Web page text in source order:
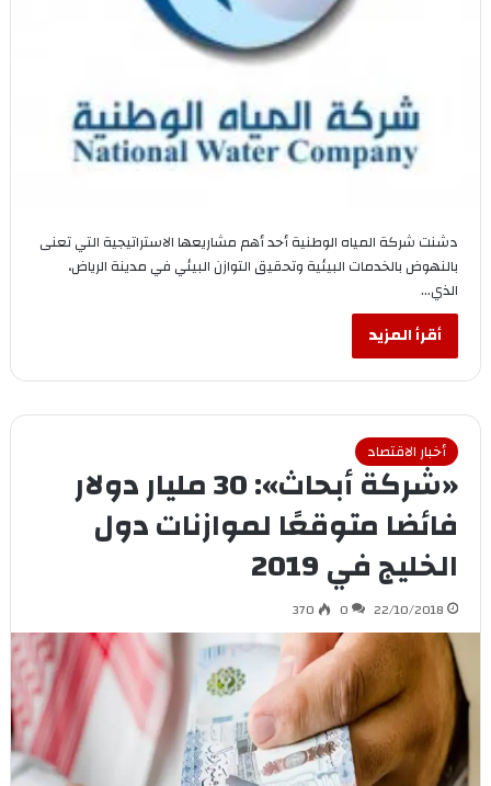
‎دشنت شركة المياه الوطنية أحد أهم مشاريعها الاستراتيجية التي تعنى
بالنهوض بالخدمات البيئية وتحقيق التوازن البيئي في مدينة الرياض،
الذي…
أقرأ المزيد
أخبار الاقتصاد
«شركة أبحاث»: 30 مليار دولار
فائضا متوقعًا لموازنات دول
الخليج في 2019
22/10/2018
0
370